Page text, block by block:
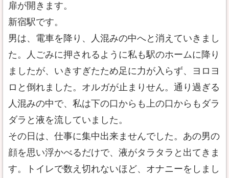
扉が開きます。
新宿駅です。
男は、電車を降り、人混みの中へと消えていきまし
た。人ごみに押されるように私も駅のホームに降り
ましたが、いきすぎたため足に力が入らず、ヨロヨ
ロと倒れました。オルガが止まりせん。通り過ぎる
人混みの中で、私は下の口からも上の口からもダラ
ダラと液を流していました。
その日は、仕事に集中出来ませんでした。あの男の
顔を思い浮かべるだけで、液がタラタラと出てきま
す。トイレで数え切れないほど、オナニーをしまし